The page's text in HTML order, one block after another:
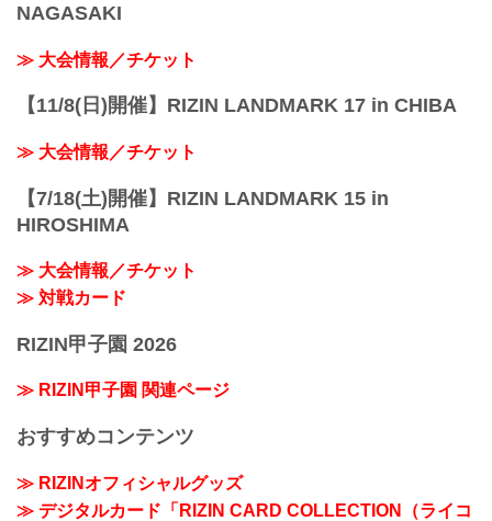
NAGASAKI
≫ 大会情報／チケット
【11/8(日)開催】RIZIN LANDMARK 17 in CHIBA
≫ 大会情報／チケット
【7/18(土)開催】RIZIN LANDMARK 15 in
HIROSHIMA
≫ 大会情報／チケット
≫ 対戦カード
RIZIN甲子園 2026
≫ RIZIN甲子園 関連ページ
おすすめコンテンツ
≫ RIZINオフィシャルグッズ
≫ デジタルカード「RIZIN CARD COLLECTION（ライコ